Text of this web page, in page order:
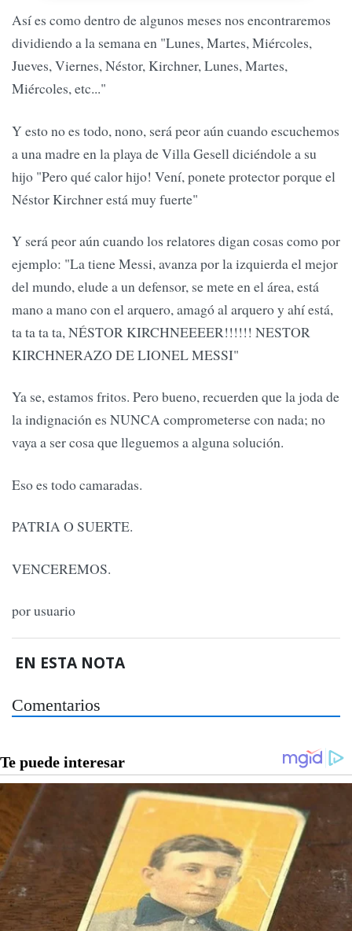
Así es como dentro de algunos meses nos encontraremos
dividiendo a la semana en "Lunes, Martes, Miércoles,
Jueves, Viernes, Néstor, Kirchner, Lunes, Martes,
Miércoles, etc..."
Y esto no es todo, nono, será peor aún cuando escuchemos
a una madre en la playa de Villa Gesell diciéndole a su
hijo "Pero qué calor hijo! Vení, ponete protector porque el
Néstor Kirchner está muy fuerte"
Y será peor aún cuando los relatores digan cosas como por
ejemplo: "La tiene Messi, avanza por la izquierda el mejor
del mundo, elude a un defensor, se mete en el área, está
mano a mano con el arquero, amagó al arquero y ahí está,
ta ta ta ta, NÉSTOR KIRCHNEEEER!!!!!! NESTOR
KIRCHNERAZO DE LIONEL MESSI"
Ya se, estamos fritos. Pero bueno, recuerden que la joda de
la indignación es NUNCA comprometerse con nada; no
vaya a ser cosa que lleguemos a alguna solución.
Eso es todo camaradas.
PATRIA O SUERTE.
VENCEREMOS.
por usuario
EN ESTA NOTA
Comentarios